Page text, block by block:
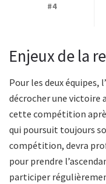
#4
Enjeux de la
Pour les deux
décrocher une victoire
cette compétition
qui poursuit toujours
compétition, devra
pour prendre
participer